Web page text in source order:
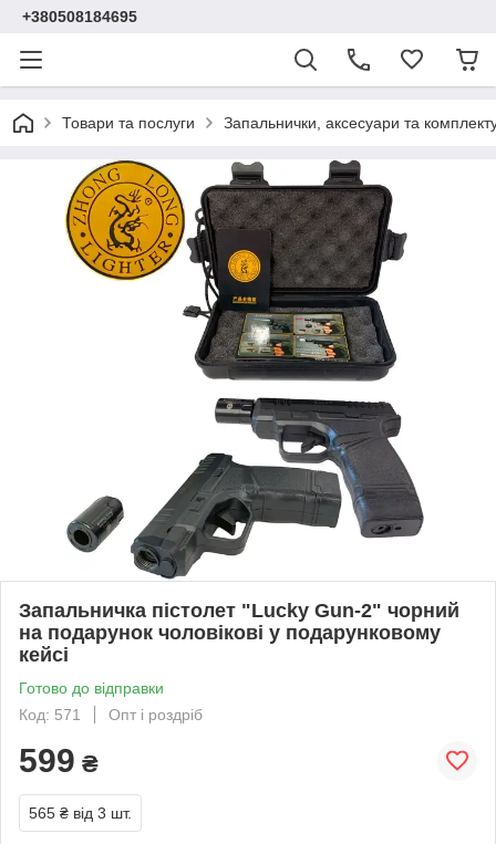
+380508184695
Товари та послуги Запальнички, аксесуари та
Запальничка пістолет "Lucky Gun-2" чорний
на подарунок чоловікові у подарунковому
кейсі
Готово до відправки
Код: 571
Опт і роздріб
599 ₴
565 ₴ від 3 шт.